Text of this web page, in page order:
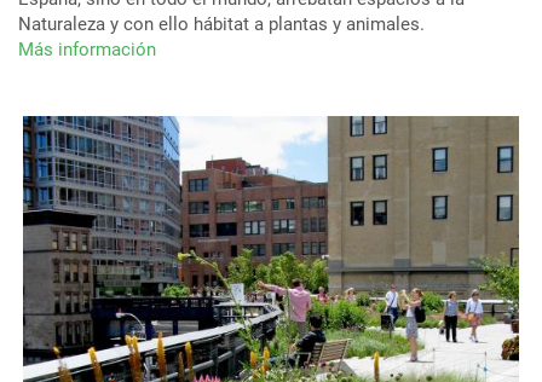
Naturaleza y con ello hábitat a plantas y animales.
Más información
de
aeropuertos
demuestran
inquietud
por
la
ecología